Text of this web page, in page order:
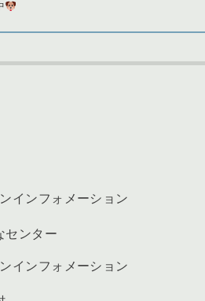
インフォメーション
センター
インフォメーション